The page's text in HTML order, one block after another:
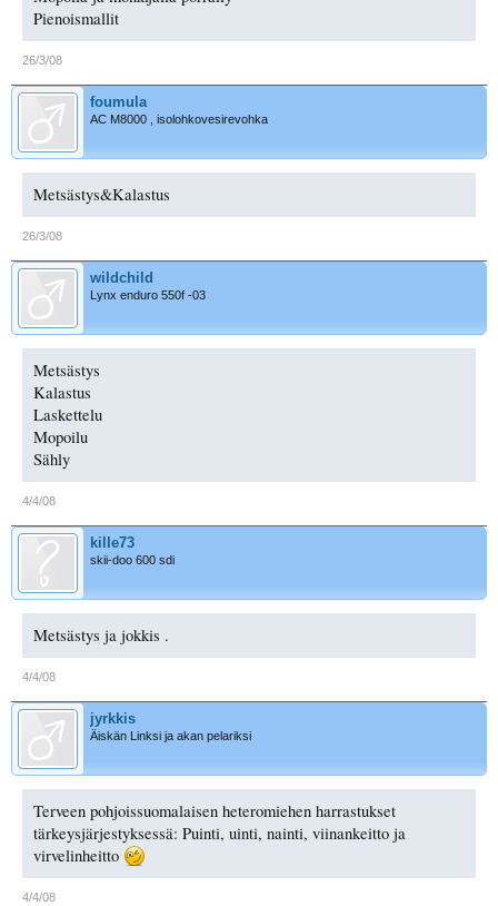
Pienoismallit
26/3/08
foumula
AC M8000 , isolohkovesirevohka
Metsästys&Kalastus
26/3/08
wildchild
Lynx enduro 550f -03
Metsästys
Kalastus
Laskettelu
Mopoilu
Sähly
4/4/08
kille73
skii-doo 600 sdi
Metsästys ja jokkis .
4/4/08
jyrkkis
Äiskän Linksi ja akan pelariksi
Terveen pohjoissuomalaisen heteromiehen harrastukset
tärkeysjärjestyksessä: Puinti, uinti, nainti, viinankeitto ja
virvelinheitto
4/4/08